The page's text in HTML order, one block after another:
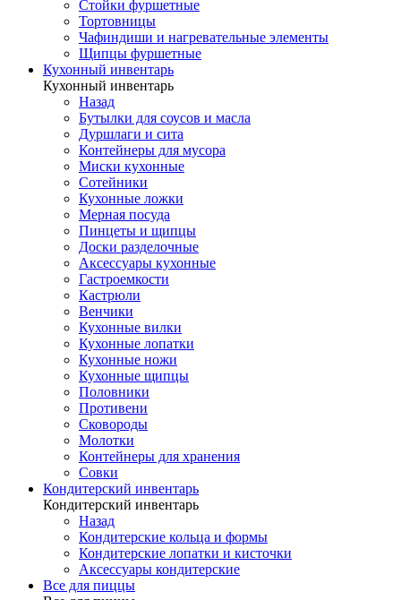
Стойки фуршетные
Тортовницы
Чафиндиши и нагревательные элементы
Щипцы фуршетные
Кухонный инвентарь
Кухонный инвентарь
Назад
Бутылки для соусов и масла
Дуршлаги и сита
Контейнеры для мусора
Миски кухонные
Сотейники
Кухонные ложки
Мерная посуда
Пинцеты и щипцы
Доски разделочные
Аксессуары кухонные
Гастроемкости
Кастрюли
Венчики
Кухонные вилки
Кухонные лопатки
Кухонные ножи
Кухонные щипцы
Половники
Противени
Сковороды
Молотки
Контейнеры для хранения
Совки
Кондитерский инвентарь
Кондитерский инвентарь
Назад
Кондитерские кольца и формы
Кондитерские лопатки и кисточки
Аксессуары кондитерские
Все для пиццы